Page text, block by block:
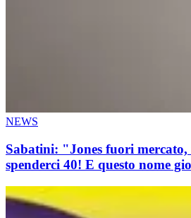
NEWS
Sabatini: "Jones fuori mercato,
spenderci 40! E questo nome